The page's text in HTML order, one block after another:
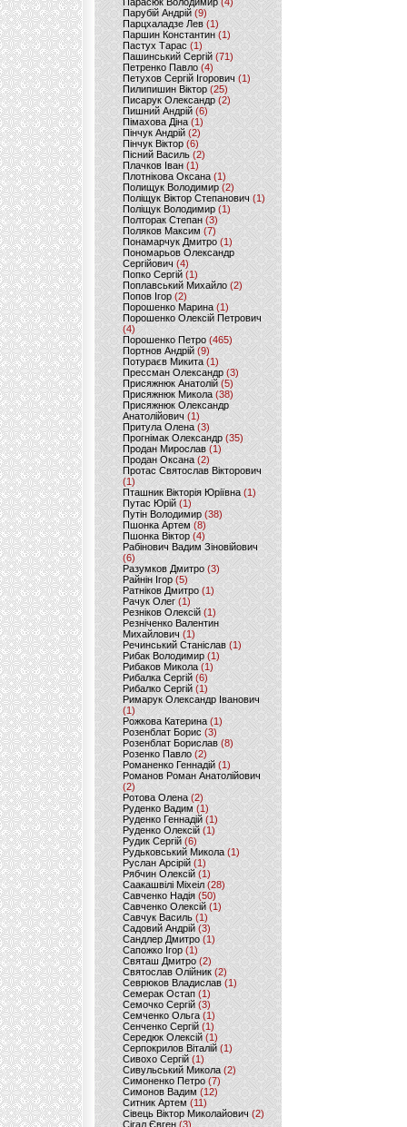
Парубій Андрій (9)
Парцхаладзе Лев (1)
Паршин Константин(1)
Пастух Тарас (1)
Пашинський Сергій (71)
Петренко Павло (4)
Петухов Сергій Ігорович (1)
Пилипишин Віктор(25)
Писарук Олександр(2)
Пишний Андрій (6)
Пімахова Діна(1)
Пінчук Андрій(2)
Пінчук Віктор (6)
Пісний Василь (2)
Плачков Іван(1)
Плотнікова Оксана (1)
Полищук Володимир(2)
Поліщук Віктор Степанович(1)
Поліщук Володимир (1)
Полторак Степан(3)
Поляков Максим (7)
Понамарчук Дмитро (1)
Пономарьов Олександр
Сергійович(4)
Попко Сергій (1)
Поплавський Михайло (2)
Попов Ігор(2)
Порошенко Марина (1)
Порошенко Олексій Петрович
(4)
Порошенко Петро (465)
Портнов Андрій (9)
Потураєв Микита(1)
Прессман Олександр(3)
Присяжнюк Анатолій (5)
Присяжнюк Микола (38)
Присяжнюк Олександр
Анатолійович (1)
Притула Олена (3)
Прогнімак Олександр(35)
Продан Мирослав(1)
Продан Оксана (2)
Протас Святослав Вікторович
(1)
Пташник Вікторія Юріївна (1)
Путас Юрій (1)
Путін Володимир(38)
Пшонка Артем (8)
Пшонка Віктор(4)
Рабінович Вадим Зіновійович
(6)
Разумков Дмитро (3)
Райнін Ігор(5)
Ратніков Дмитро (1)
Рачук Олег (1)
Резніков Олексій(1)
Резніченко Валентин
Михайлович (1)
Речинський Станіслав (1)
Рибак Володимир(1)
Рибаков Микола(1)
Рибалка Сергій (6)
Рибалко Сергій (1)
Римарук Олександр Іванович
(1)
Рожкова Катерина(1)
Розенблат Борис (3)
Розенблат Борислав (8)
Розенко Павло (2)
Романенко Геннадій (1)
Романов Роман Анатолійович
(2)
Ротова Олена(2)
Руденко Вадим (1)
Руденко Геннадій (1)
Руденко Олексій(1)
Рудик Сергій(6)
Рудьковський Микола (1)
Руслан Арсірій(1)
Рябчин Олексій (1)
Саакашвілі Міхеіл(28)
Савченко Надія (50)
Савченко Олексій(1)
Савчук Василь (1)
Садовий Андрій (3)
Сандлер Дмитро(1)
Сапожко Ігор(1)
Святаш Дмитро (2)
Святослав Олійник (2)
Севрюков Владислав (1)
Семерак Остап (1)
Семочко Сергій (3)
Семченко Ольга (1)
Сенченко Сергій(1)
Середюк Олексій(1)
Серпокрилов Віталій(1)
Сивохо Сергій(1)
Сивульський Микола(2)
Симоненко Петро(7)
Симонов Вадим (12)
Ситник Артем(11)
Сівець Віктор Миколайович(2)
Сігал Євген (3)